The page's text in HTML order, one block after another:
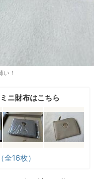
い！
ニ財布はこちら
16枚）